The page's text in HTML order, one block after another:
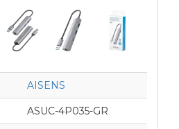
AISENS
ASUC-4P035-GR